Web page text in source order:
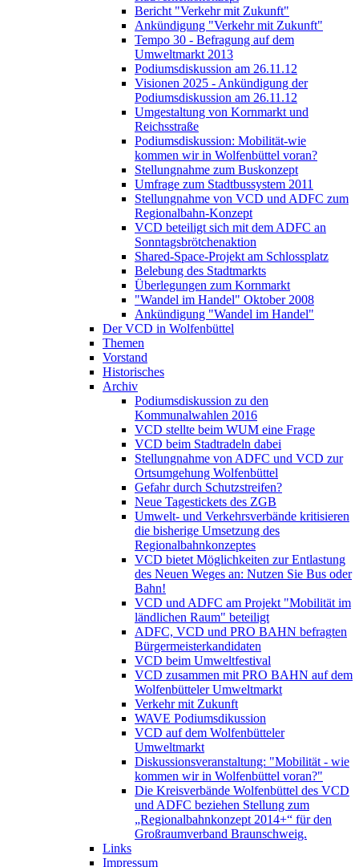
Bericht "Verkehr mit Zukunft"
Ankündigung "Verkehr mit Zukunft"
Tempo 30 - Befragung auf dem
Umweltmarkt 2013
Podiumsdiskussion am 26.11.12
Visionen 2025 - Ankündigung der
Podiumsdiskussion am 26.11.12
Umgestaltung von Kornmarkt und
Reichsstraße
Podiumsdiskussion: Mobilität-wie
kommen wir in Wolfenbüttel voran?
Stellungnahme zum Buskonzept
Umfrage zum Stadtbussystem 2011
Stellungnahme von VCD und ADFC zum
Regionalbahn-Konzept
VCD beteiligt sich mit dem ADFC an
Sonntagsbrötchenaktion
Shared-Space-Projekt am Schlossplatz
Belebung des Stadtmarkts
Überlegungen zum Kornmarkt
"Wandel im Handel" Oktober 2008
Ankündigung "Wandel im Handel"
Der VCD in Wolfenbüttel
Themen
Vorstand
Historisches
Archiv
Podiumsdiskussion zu den
Kommunalwahlen 2016
VCD stellte beim WUM eine Frage
VCD beim Stadtradeln dabei
Stellungnahme von ADFC und VCD zur
Ortsumgehung Wolfenbüttel
Gefahr durch Schutzstreifen?
Neue Tagestickets des ZGB
Umwelt- und Verkehrsverbände kritisieren
die bisherige Umsetzung des
Regionalbahnkonzeptes
VCD bietet Möglichkeiten zur Entlastung
des Neuen Weges an: Nutzen Sie Bus oder
Bahn!
VCD und ADFC am Projekt "Mobilität im
ländlichen Raum" beteiligt
ADFC, VCD und PRO BAHN befragten
Bürgermeisterkandidaten
VCD beim Umweltfestival
VCD zusammen mit PRO BAHN auf dem
Wolfenbütteler Umweltmarkt
Verkehr mit Zukunft
WAVE Podiumsdikussion
VCD auf dem Wolfenbütteler
Umweltmarkt
Diskussionsveranstaltung: "Mobilität - wie
kommen wir in Wolfenbüttel voran?"
Die Kreisverbände Wolfenbüttel des VCD
und ADFC beziehen Stellung zum
„Regionalbahnkonzept 2014+“ für den
Großraumverband Braunschweig.
Links
Impressum